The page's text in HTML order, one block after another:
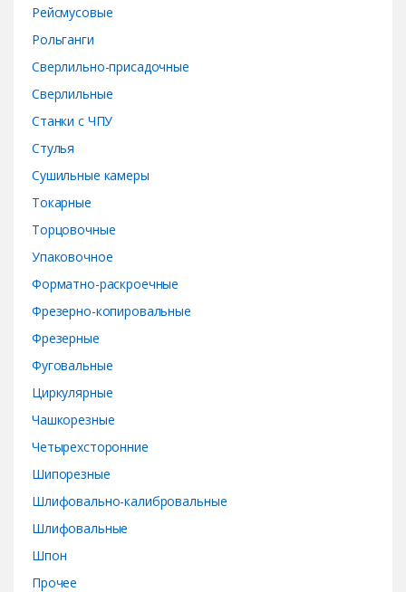
Рейсмусовые
Рольганги
Сверлильно-присадочные
Сверлильные
Станки с ЧПУ
Стулья
Сушильные камеры
Токарные
Торцовочные
Упаковочное
Форматно-раскроечные
Фрезерно-копировальные
Фрезерные
Фуговальные
Циркулярные
Чашкорезные
Четырехсторонние
Шипорезные
Шлифовально-калибровальные
Шлифовальные
Шпон
Прочее